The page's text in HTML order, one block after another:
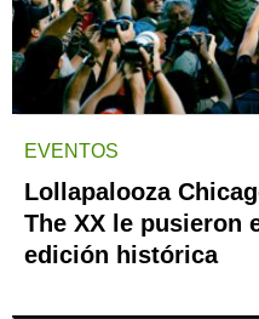
EVENTOS
Lollapalooza
The XX le pusieron
edición histórica